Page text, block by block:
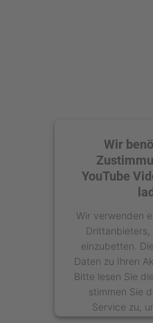
Wir
YouTube
Wir verwenden
Drittanbieters,
einzubetten.
Daten zu Ihren
Bitte lesen Sie
stimmen Sie
Service zu,